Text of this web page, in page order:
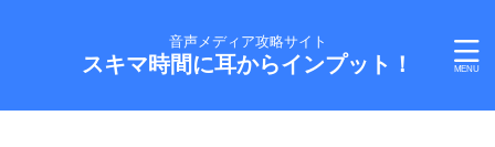
音声メディア攻略サイト
スキマ時間に耳からインプット！